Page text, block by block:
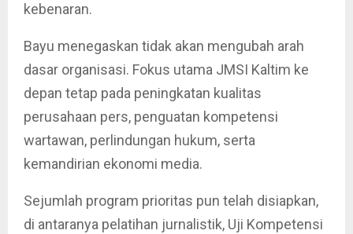
kebenaran.
Bayu menegaskan tidak akan mengubah arah
dasar organisasi. Fokus utama JMSI Kaltim ke
depan tetap pada peningkatan kualitas
perusahaan pers, penguatan kompetensi
wartawan, perlindungan hukum, serta
kemandirian ekonomi media.
Sejumlah program prioritas pun telah disiapkan,
di antaranya pelatihan jurnalistik, Uji Kompetensi